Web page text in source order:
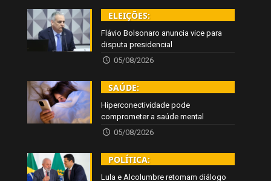
ELEIÇÕES:
Flávio Bolsonaro anuncia vice para
disputa presidencial
05/08/2026
SAÚDE:
Hiperconectividade pode
comprometer a saúde mental
05/08/2026
POLÍTICA:
Lula e Alcolumbre retomam diálogo